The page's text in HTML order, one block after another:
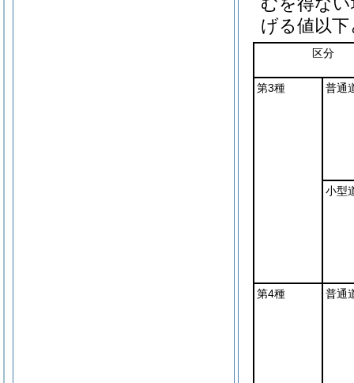
げる値以
区分
第3種 普通
小型
第4種 普通